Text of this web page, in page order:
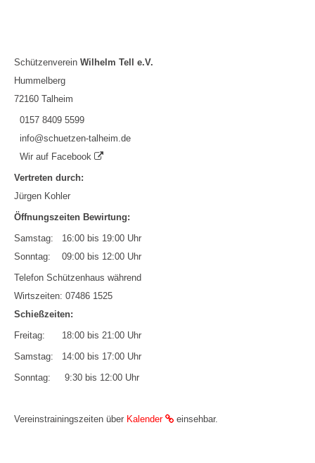
Schützenverein Wilhelm Tell e.V.
Hummelberg
72160 Talheim
0157 8409 5599
info@schuetzen-talheim.de
Wir auf Facebook
Vertreten durch:
Jürgen Kohler
Öffnungszeiten Bewirtung:
Samstag: 16:00 bis 19:00 Uhr
Sonntag: 09:00 bis 12:00 Uhr
Telefon Schützenhaus während
Wirtszeiten: 07486 1525
Schießzeiten:
Freitag: 18:00 bis 21:00 Uhr
Samstag: 14:00 bis 17:00 Uhr
Sonntag: 9:30 bis 12:00 Uhr
Vereinstrainingszeiten über Kalender einsehbar.